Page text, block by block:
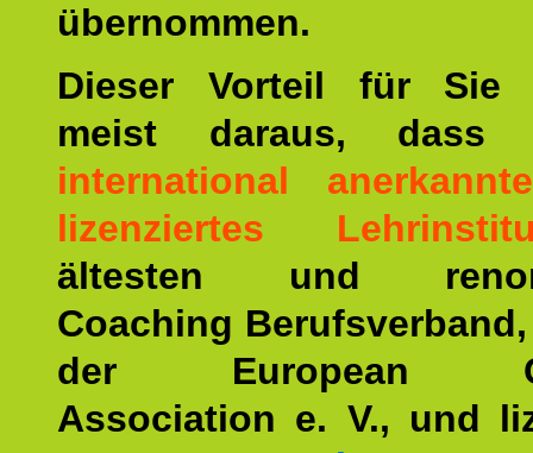
übernommen.
Dieser Vorteil für Sie
meist daraus,
international
lizenziertes
ältesten und
Coaching
der European
Association e. V., und